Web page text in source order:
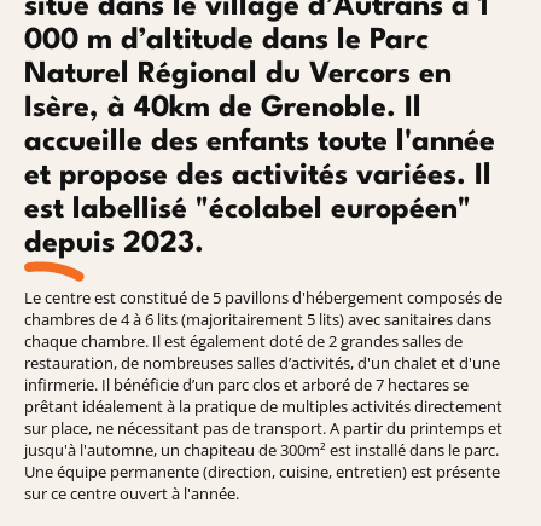
Baroudeurs
situé dans le village d’Autrans à 1
000 m d’altitude dans le Parc
Naturel Régional du Vercors en
Isère, à 40km de Grenoble. Il
accueille des enfants toute l'année
et propose des activités variées. Il
est labellisé "écolabel européen"
depuis 2023.
Le centre est constitué de 5 pavillons d'hébergement composés de
chambres de 4 à 6 lits (majoritairement 5 lits) avec sanitaires dans
chaque chambre. Il est également doté de 2 grandes salles de
restauration, de nombreuses salles d’activités, d'un chalet et d'une
infirmerie. Il bénéficie d’un parc clos et arboré de 7 hectares se
prêtant idéalement à la pratique de multiples activités directement
sur place, ne nécessitant pas de transport. A partir du printemps et
jusqu'à l'automne, un chapiteau de 300m² est installé dans le parc.
Une équipe permanente (direction, cuisine, entretien) est présente
sur ce centre ouvert à l'année.